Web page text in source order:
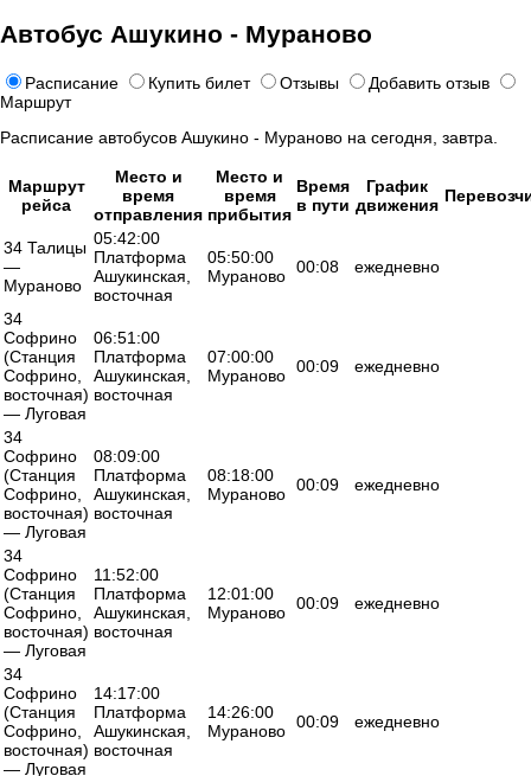
Автобус Ашукино - Мураново
Расписание Купить билет Отзывы
Добавить отзыв
Маршрут
Расписание автобусов Ашукино - Мураново на сегодня, завтра.
Маршрут
рейса
Место и
время
отправления
Место и
время
прибытия
Время
в пути
График
движения
34 Талицы
—
Мураново
05:42:00
Платформа
Ашукинская,
восточная
05:50:00
Мураново 00:08 ежедневно
34
Софрино
(Станция
Софрино,
восточная)
— Луговая
06:51:00
Платформа
Ашукинская,
восточная
07:00:00
Мураново 00:09 ежедневно
34
Софрино
(Станция
Софрино,
восточная)
— Луговая
08:09:00
Платформа
Ашукинская,
восточная
08:18:00
Мураново 00:09 ежедневно
34
Софрино
(Станция
Софрино,
восточная)
— Луговая
11:52:00
Платформа
Ашукинская,
восточная
12:01:00
Мураново 00:09 ежедневно
34
Софрино
(Станция
Софрино,
восточная)
— Луговая
14:17:00
Платформа
Ашукинская,
восточная
14:26:00
Мураново 00:09 ежедневно